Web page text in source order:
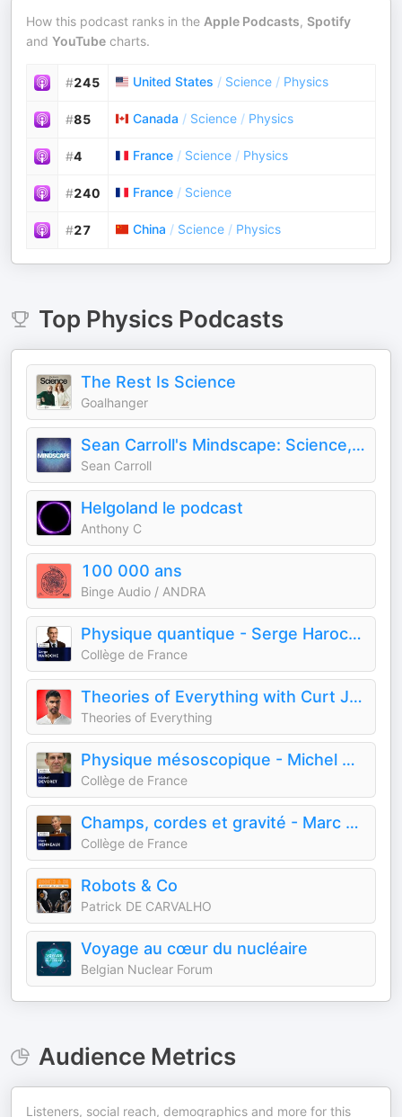
How this podcast ranks in the Apple Podcasts, Spotify
and YouTube charts.
#245 United States / Science / Physics
#85 Canada / Science / Physics
#4 France / Science / Physics
#240 France / Science
#27 China / Science / Physics
Top PhysicsPodcasts
The Rest Is Science
Goalhanger
Sean Carroll's Mindscape: Science, Society, Philosophy, Culture, Arts, and Ideas
Sean Carroll
Helgoland le podcast
Anthony C
100 000 ans
Binge Audio / ANDRA
Physique quantique - Serge Haroche
Collège de France
Theories of Everything with Curt Jaimungal
Theories of Everything
Physique mésoscopique - Michel Devoret
Collège de France
Champs, cordes et gravité - Marc Henneaux
Collège de France
Robots & Co
Patrick DE CARVALHO
Voyage au cœur du nucléaire
Belgian Nuclear Forum
Audience Metrics
Listeners, social reach, demographics and more for this